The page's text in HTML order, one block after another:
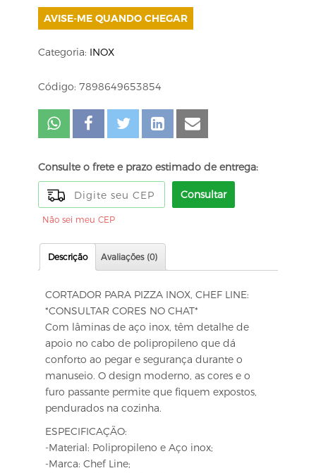
AVISE-ME QUANDO CHEGAR
Categoria: INOX
Código: 7898649653854
Consulte o frete e prazo estimado de entrega:
Consultar
Não sei meu CEP
Descrição Avaliações (0)
CORTADOR PARA PIZZA INOX, CHEF LINE:
*CONSULTAR CORES NO CHAT*
Com lâminas de aço inox, têm detalhe de
apoio no cabo de polipropileno que dá
conforto ao pegar e segurança durante o
manuseio. O design moderno, as cores e o
furo passante permite que fiquem expostos,
pendurados na cozinha.
ESPECIFICAÇÃO:
-Material: Polipropileno e Aço inox;
-Marca: Chef Line;